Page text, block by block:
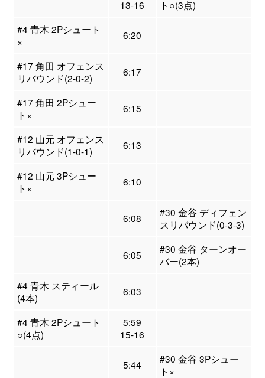
13-16
ト○(3点)
#4 青木 2Pシュート
×
6:20
#17 角田 オフェンス
リバウンド(2-0-2)
6:17
#17 角田 2Pシュー
ト×
6:15
#12 山元 オフェンス
リバウンド(1-0-1)
6:13
#12 山元 3Pシュー
ト×
6:10
6:08
#30 金谷 ディフェン
スリバウンド(0-3-3)
6:05
#30 金谷 ターンオー
バー(2本)
#4 青木 スティール
(4本)
6:03
#4 青木 2Pシュート
○(4点)
5:59
15-16
5:44
#30 金谷 3Pシュー
ト×